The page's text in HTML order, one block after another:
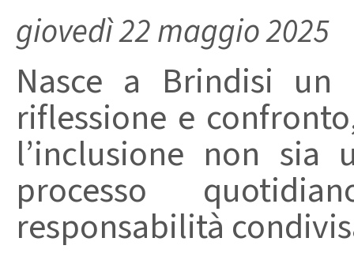
giovedì 22 maggio 2025
Nasce a Brindisi
riflessione e
l’inclusione non sia
processo
responsabilità